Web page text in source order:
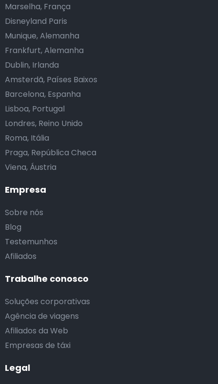
Empresa
Sobre nós
Blog
Testemunhos
Afiliados
Trabalhe conosco
Soluções corporativas
Agência de viagens
Afiliados da Web
Empresas de táxi
Legal
Marselha, França
Disneyland Paris
Munique, Alemanha
Frankfurt, Alemanha
Dublin, Irlanda
Amsterdã, Países Baixos
Barcelona, Espanha
Lisboa, Portugal
Londres, Reino Unido
Roma, Itália
Praga, República Checa
Viena, Áustria